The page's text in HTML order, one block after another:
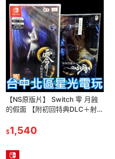
【NS原版片】 Switch 零 月蝕
的假面 【附初回特典DLC＋射影
玩】
$1,540